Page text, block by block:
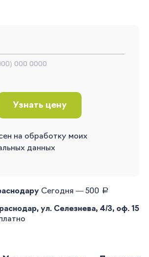
000 0000
Узнать цену
на обработку моих
данных
Сегодня — 500 руб.
ул. Селезнева, 4/3, оф. 15